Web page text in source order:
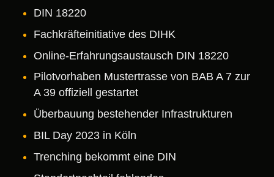
DIN 18220
Fachkräfteinitiative des DIHK
Online-Erfahrungsaustausch DIN 18220
Pilotvorhaben Mustertrasse von BAB A 7 zur
A 39 offiziell gestartet
Überbauung bestehender Infrastrukturen
BIL Day 2023 in Köln
Trenching bekommt eine DIN